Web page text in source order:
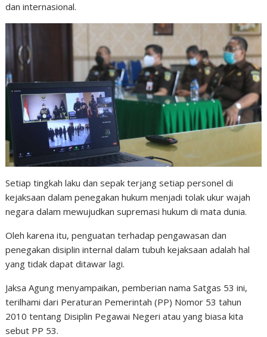
dan internasional.
Setiap tingkah laku dan sepak terjang setiap personel di
kejaksaan dalam penegakan hukum menjadi tolak ukur wajah
negara dalam mewujudkan supremasi hukum di mata dunia.
Oleh karena itu, penguatan terhadap pengawasan dan
penegakan disiplin internal dalam tubuh kejaksaan adalah hal
yang tidak dapat ditawar lagi.
Jaksa Agung menyampaikan, pemberian nama Satgas 53 ini,
terilhami dari Peraturan Pemerintah (PP) Nomor 53 tahun
2010 tentang Disiplin Pegawai Negeri atau yang biasa kita
sebut PP 53.